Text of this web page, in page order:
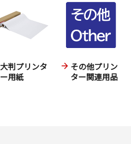
大判プリンタ
ー用紙
その他プリン
ター関連用品